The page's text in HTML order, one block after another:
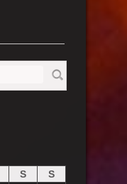
S
S